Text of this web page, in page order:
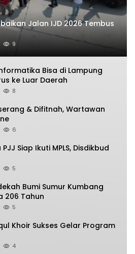
Jalan IJD 2026 Tembus
9
Bisa di Lampung
ke Luar Daerah
8
& Difitnah, Wartawan
6
Ikuti MPLS, Disdikbud
5
Bumi Sumur Kumbang
206 Tahun
5
Khoir Sukses Gelar Program
4